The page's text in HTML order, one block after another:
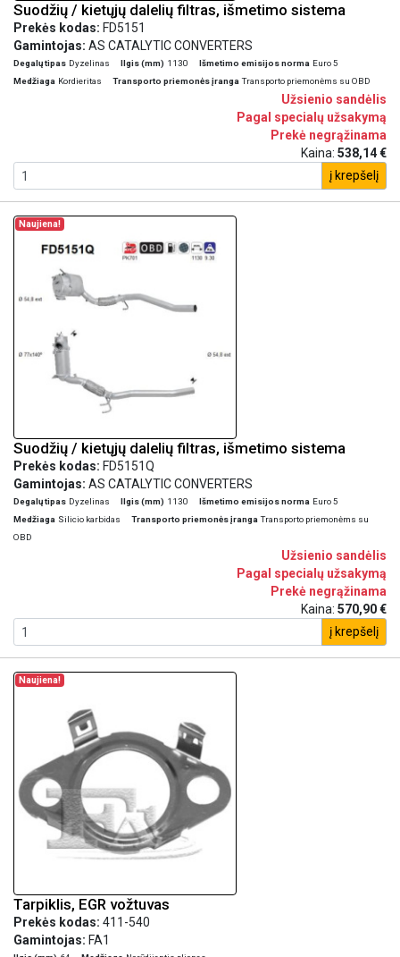
Suodžių / kietųjų dalelių filtras, išmetimo sistema
Prekės kodas: FD5151
Gamintojas: AS CATALYTIC CONVERTERS
Degalų tipas Dyzelinas Ilgis (mm) 1130 Išmetimo emisijos norma Euro 5
Medžiaga Kordieritas Transporto priemonės įranga Transporto priemonėms su OBD
Užsienio sandėlis
Pagal specialų užsakymą
Prekė negrąžinama
Kaina: 538,14 €
į krepšelį
Naujiena!
Suodžių / kietųjų dalelių filtras, išmetimo sistema
Prekės kodas: FD5151Q
Gamintojas: AS CATALYTIC CONVERTERS
Degalų tipas Dyzelinas Ilgis (mm) 1130 Išmetimo emisijos norma Euro 5
Medžiaga Silicio karbidas Transporto priemonės įranga Transporto priemonėms su
OBD
Užsienio sandėlis
Pagal specialų užsakymą
Prekė negrąžinama
Kaina: 570,90 €
į krepšelį
Naujiena!
Tarpiklis, EGR vožtuvas
Prekės kodas: 411-540
Gamintojas: FA1